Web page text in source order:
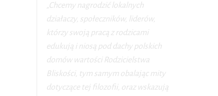
„Chcemy nagrodzić lokalnych
działaczy, społeczników, liderów,
którzy swoją pracą z rodzicami
edukują i niosą pod dachy polskich
domów wartości Rodzicielstwa
Bliskości, tym samym obalając mity
dotyczące tej filozofii, oraz wskazują